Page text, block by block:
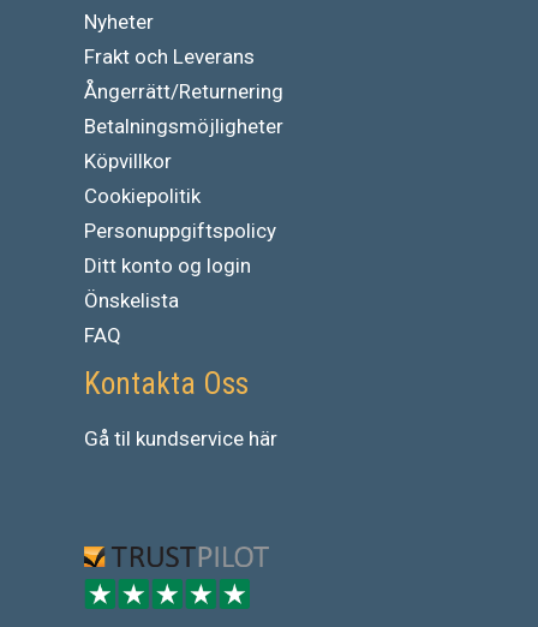
Nyheter
Frakt och Leverans
Ångerrätt/Returnering
Betalningsmöjligheter
Köpvillkor
Cookiepolitik
Personuppgiftspolicy
Ditt konto og login
Önskelista
FAQ
Kontakta Oss
Gå til kundservice här